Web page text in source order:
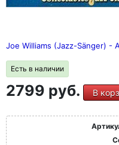
Joe Williams (Jazz-Sänger) -
Есть в наличии
2799 руб. В